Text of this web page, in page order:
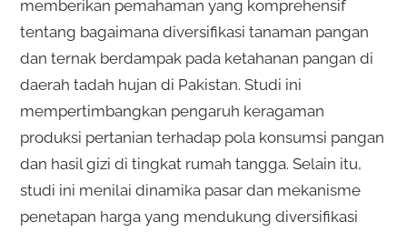
memberikan pemahaman yang komprehensif
tentang bagaimana diversifikasi tanaman pangan
dan ternak berdampak pada ketahanan pangan di
daerah tadah hujan di Pakistan. Studi ini
mempertimbangkan pengaruh keragaman
produksi pertanian terhadap pola konsumsi pangan
dan hasil gizi di tingkat rumah tangga. Selain itu,
studi ini menilai dinamika pasar dan mekanisme
penetapan harga yang mendukung diversifikasi